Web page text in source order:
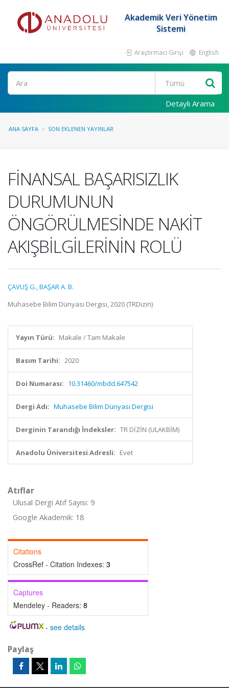
Akademik Veri Yönetim
Sistemi
Araştırmacı Girişi English
Ara
Detaylı Arama
ANA SAYFA SON EKLENEN YAYINLAR
FİNANSAL BAŞARISIZLIK
DURUMUNUN
ÖNGÖRÜLMESİNDE NAKİT
AKIŞBİLGİLERİNİN ROLÜ
ÇAVUŞ G.,BAŞAR A. B.
Muhasebe Bilim Dünyası Dergisi, 2020 (TRDizin)
Yayın Türü: Makale / Tam Makale
Basım Tarihi: 2020
Doi Numarası: 10.31460/mbdd.647542
Dergi Adı: Muhasebe Bilim Dünyası Dergisi
Derginin Tarandığı İndeksler: TR DİZİN (ULAKBİM)
Anadolu Üniversitesi Adresli: Evet
Atıflar
Ulusal Dergi Atıf Sayısı: 9
Google Akademik: 18
Citations
CrossRef - Citation Indexes: 3
Captures
Mendeley - Readers: 8
- see details
Paylaş